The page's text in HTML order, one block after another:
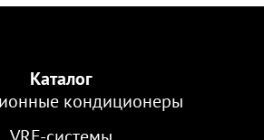
Каталог
кондиционеры